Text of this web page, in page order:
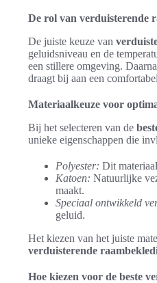
De rol van verduisterende
De juiste keuze van
geluidsniveau en de
een stillere omgeving.
draagt bij aan een
Materiaalkeuze voor
Bij het selecteren van de
unieke eigenschappen die
Polyester: Dit
Katoen: Natuurlijke
maakt.
Speciaal ontwikkeld
geluid.
Het kiezen van het juiste
verduisterende
Hoe kiezen voor de beste